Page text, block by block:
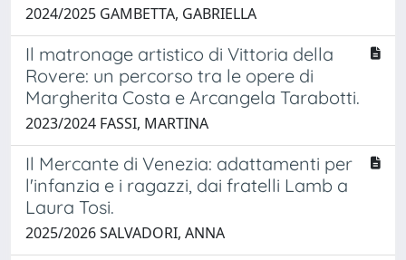
2024/2025 GAMBETTA, GABRIELLA
Il matronage artistico di Vittoria della
Rovere: un percorso tra le opere di
Margherita Costa e Arcangela Tarabotti.
2023/2024 FASSI, MARTINA
Il Mercante di Venezia: adattamenti per
l'infanzia e i ragazzi, dai fratelli Lamb a
Laura Tosi.
2025/2026 SALVADORI, ANNA